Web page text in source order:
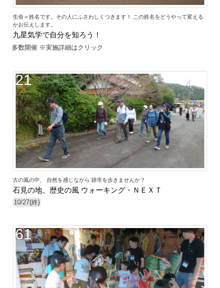
生命＝姓名です。その人にふさわしくつきます！ この姓名をどうやって変える
かお伝えします。
九星気学で自分を知ろう！
多数開催 ※実施詳細はクリック
21
古の風の中、 自然を感じながら 跡市を歩きませんか？
石見の地、歴史の風 ウォーキング・ＮＥＸＴ
10/27(終)
61